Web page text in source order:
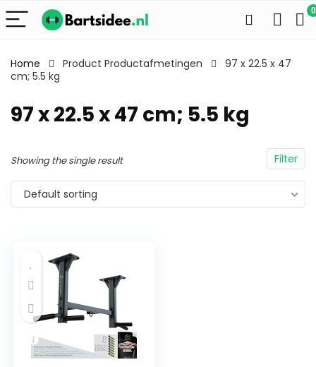
0
Home Product Productafmetingen
97 x 22.5 x 47
cm; 5.5 kg
97 x 22.5 x 47 cm; 5.5 kg
Filter
Showing the single result
Default sorting